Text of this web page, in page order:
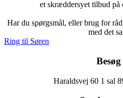
et skræddersyet tilbud på
Har du spørgsmål, eller brug for
med det
Ring til Søren
Besøg
Haraldsvej 60 1 sal